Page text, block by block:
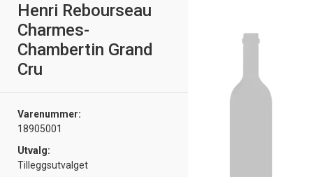
Henri Rebourseau
Charmes-
Chambertin Grand
Cru
Varenummer:
18905001
Utvalg:
Tilleggsutvalget